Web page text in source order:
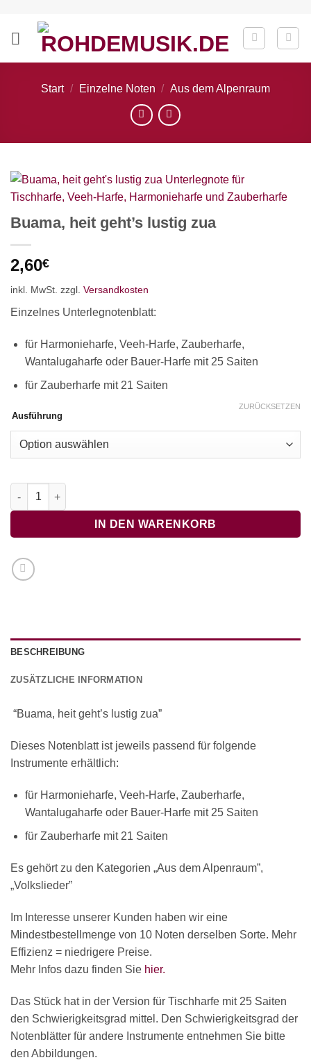
springen
Start / Einzelne Noten / Aus dem Alpenraum
Buama, heit geht’s lustig zua
2,60€
inkl. MwSt. zzgl. Versandkosten
Einzelnes Unterlegnotenblatt:
für Harmonieharfe, Veeh-Harfe, Zauberharfe,
Wantalugaharfe oder Bauer-Harfe mit 25 Saiten
für Zauberharfe mit 21 Saiten
Ausführung
ZURÜCKSETZEN
Buama, heit geht's lustig zua Menge
IN DEN WARENKORB
BESCHREIBUNG
ZUSÄTZLICHE INFORMATION
“Buama, heit geht’s lustig zua”
Dieses Notenblatt ist jeweils passend für folgende
Instrumente erhältlich:
für Harmonieharfe, Veeh-Harfe, Zauberharfe,
Wantalugaharfe oder Bauer-Harfe mit 25 Saiten
für Zauberharfe mit 21 Saiten
Es gehört zu den Kategorien „Aus dem Alpenraum”,
„Volkslieder”
Im Interesse unserer Kunden haben wir eine
Mindestbestellmenge von 10 Noten derselben Sorte. Mehr
Effizienz = niedrigere Preise.
Mehr Infos dazu finden Sie hier.
Das Stück hat in der Version für Tischharfe mit 25 Saiten
den Schwierigkeitsgrad mittel. Den Schwierigkeitsgrad der
Notenblätter für andere Instrumente entnehmen Sie bitte
den Abbildungen.